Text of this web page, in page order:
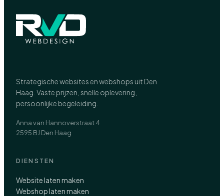
Strategische websites en webshops uit Den
Haag. Vaste prijzen, snelle oplevering,
persoonlijke begeleiding.
Anna van Hannoverstraat 4
2595 BJ Den Haag
DIENSTEN
Website laten maken
Webshop laten maken